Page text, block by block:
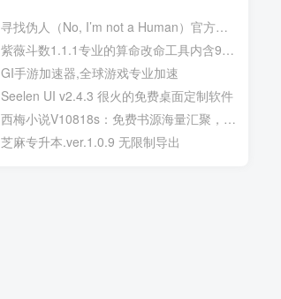
寻找伪人（No, I’m not a Human）官方中文 P2P硬盘版
紫薇斗数1.1.1专业的算命改命工具内含9种算命
GI手游加速器,全球游戏专业加速
Seelen UI v2.4.3 很火的免费桌面定制软件
西梅小说V10818s：免费书源海量汇聚，搜索阅读两不误！
芝麻专升本.ver.1.0.9 无限制导出